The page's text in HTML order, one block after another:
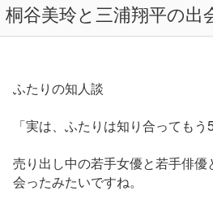
桐谷美玲と三浦翔平の出
ふたりの知人談
「実は、ふたりは知り合ってもう
売り出し中の若手女優と若手俳
会ったみたいですね。